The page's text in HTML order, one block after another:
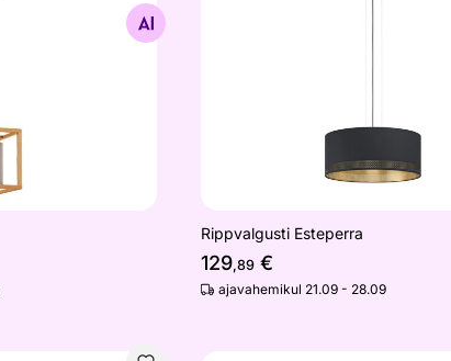
Rippvalgusti Esteperra
129,89 €
ajavahemikul 21.09 - 28.09